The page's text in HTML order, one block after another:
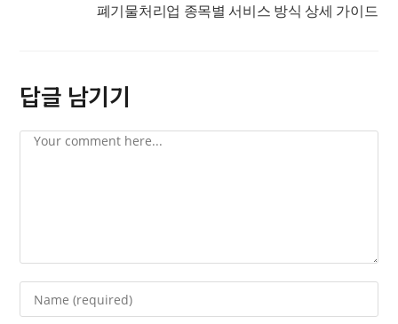
폐기물처리업 종목별 서비스 방식 상세 가이드
답글 남기기